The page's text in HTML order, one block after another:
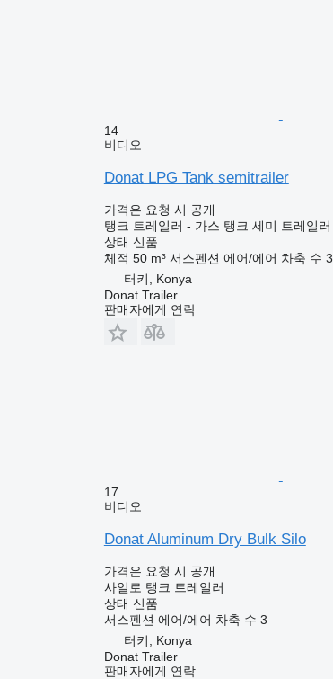
14
비디오
Donat LPG Tank semitrailer
가격은 요청 시 공개
탱크 트레일러 - 가스 탱크 세미 트레일러
상태 신품
체적 50 m³ 서스펜션 에어/에어 차축 수 3
터키, Konya
Donat Trailer
판매자에게 연락
17
비디오
Donat Aluminum Dry Bulk Silo
가격은 요청 시 공개
사일로 탱크 트레일러
상태 신품
서스펜션 에어/에어 차축 수 3
터키, Konya
Donat Trailer
판매자에게 연락